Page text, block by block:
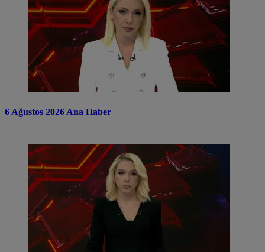
6 Ağustos 2026 Ana Haber